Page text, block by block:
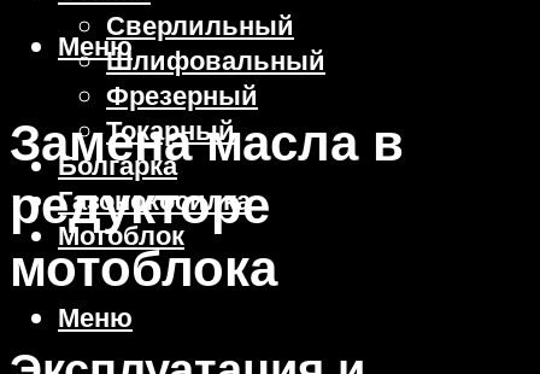
Сверлильный
Шлифовальный
Фрезерный
Токарный
Болгарка
Газонокосилка
Мотоблок
Меню
Меню
Замена масла в
редукторе
мотоблока